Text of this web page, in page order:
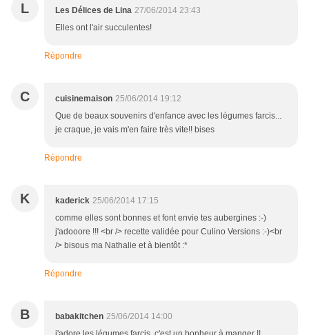
L Les Délices de Lina 27/06/2014 23:43
Elles ont l'air succulentes!
Répondre
C cuisinemaison 25/06/2014 19:12
Que de beaux souvenirs d'enfance avec les légumes farcis...
je craque, je vais m'en faire très vite!! bises
Répondre
K kaderick 25/06/2014 17:15
comme elles sont bonnes et font envie tes aubergines :-)
j'adooore !!! <br /> recette validée pour Culino Versions :-)<br
/> bisous ma Nathalie et à bientôt :*
Répondre
B babakitchen 25/06/2014 14:00